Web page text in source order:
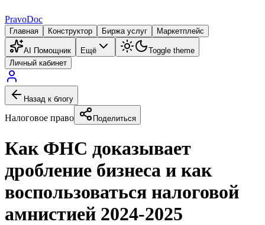
PravoDoc
Главная Конструктор Биржа услуг Маркетплейс
AI Помощник Ещё
Toggle theme
Личный кабинет
Назад к блогу
Налоговое право Поделиться
Как ФНС доказывает
дробление бизнеса и как
воспользоваться налоговой
амнистией 2024-2025